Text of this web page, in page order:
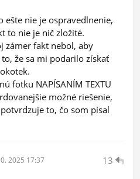
ešte nie je ospravedlnenie,
to nie je nič zložité.
zámer fakt nebol, aby
že sa mi podarilo získať
fotku NAPÍSANÍM TEXTU
možné riešenie,
to, čo som písal
13
2025 17:37